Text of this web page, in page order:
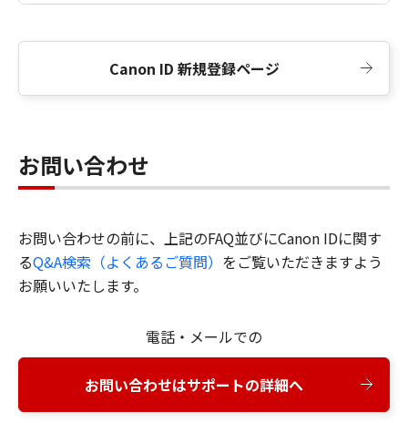
Canon ID 新規登録ページ
お問い合わせ
お問い合わせの前に、上記のFAQ並びにCanon IDに関す
るQ&A検索（よくあるご質問） をご覧いただきますよう
お願いいたします。
電話・メールでの
お問い合わせはサポートの詳細へ